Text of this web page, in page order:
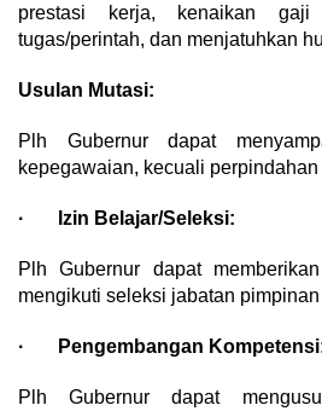
prestasi kerja, kenaikan
tugas/perintah, dan menjatuhkan
Usulan Mutasi:
Plh Gubernur dapat
kepegawaian, kecuali
· Izin Belajar/Seleksi:
Plh Gubernur dapat
mengikuti seleksi jabatan
· Pengembangan
Plh Gubernur dapat